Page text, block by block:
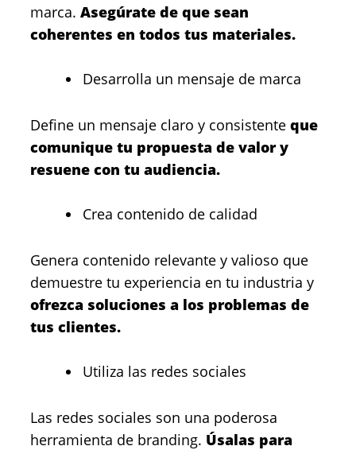
marca. Asegúrate de que sean
coherentes en todos tus materiales.
Desarrolla un mensaje de marca
Define un mensaje claro y consistente que
comunique tu propuesta de valor y
resuene con tu audiencia.
Crea contenido de calidad
Genera contenido relevante y valioso que
demuestre tu experiencia en tu industria y
ofrezca soluciones a los problemas de
tus clientes.
Utiliza las redes sociales
Las redes sociales son una poderosa
herramienta de branding. Úsalas para